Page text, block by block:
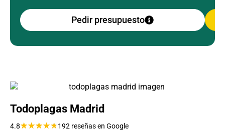
Pedir presupuesto
Todoplagas Madrid
4.8★★★★★ 192 reseñas en Google